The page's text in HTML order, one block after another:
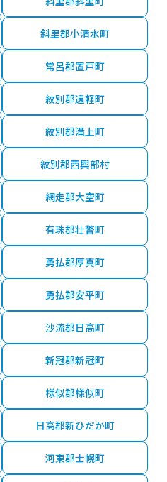
斜里郡小清水町
常呂郡置戸町
紋別郡遠軽町
紋別郡滝上町
紋別郡西興部村
網走郡大空町
有珠郡壮瞥町
勇払郡厚真町
勇払郡安平町
沙流郡日高町
新冠郡新冠町
様似郡様似町
日高郡新ひだか町
河東郡士幌町